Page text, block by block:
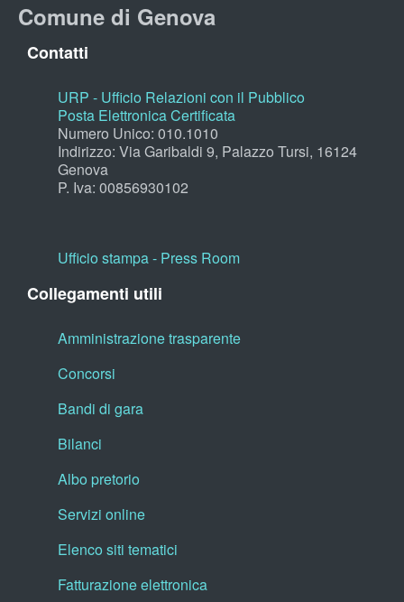
Comune di Genova
Contatti
URP - Ufficio Relazioni con il Pubblico
Posta Elettronica Certificata
Numero Unico: 010.1010
Indirizzo: Via Garibaldi 9, Palazzo Tursi, 16124
Genova
P. Iva: 00856930102
Ufficio stampa - Press Room
Collegamenti utili
Amministrazione trasparente
Concorsi
Bandi di gara
Bilanci
Albo pretorio
Servizi online
Elenco siti tematici
Fatturazione elettronica